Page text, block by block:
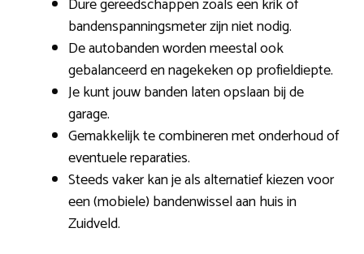
bandenspanningsmeter zijn niet nodig.
De autobanden worden meestal ook
gebalanceerd en nagekeken op profieldiepte.
Je kunt jouw banden laten opslaan bij de
garage.
Gemakkelijk te combineren met onderhoud of
eventuele reparaties.
Steeds vaker kan je als alternatief kiezen voor
een (mobiele) bandenwissel aan huis in
Zuidveld.